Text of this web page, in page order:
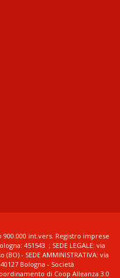
900.000 int.vers. Registro imprese
451543 ; SEDE LEGALE: via
- SEDE AMMINISTRATIVA: via
Bologna - Società
di Coop Alleanza 3.0